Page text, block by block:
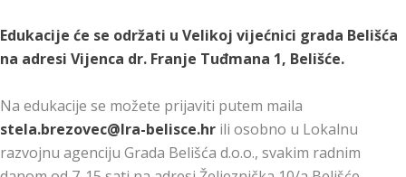
Edukacije će se održati u Velikoj vijećnici grada Belišća
na adresi Vijenca dr. Franje Tuđmana 1, Belišće.
Na edukacije se možete prijaviti putem maila
stela.brezovec@lra-belisce.hr ili osobno u Lokalnu
razvojnu agenciju Grada Belišća d.o.o., svakim radnim